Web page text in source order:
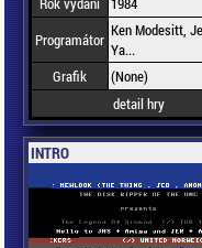
Programátor Ken Modesitt,
Ya...
Grafik
(None)
detail hry
INTRO